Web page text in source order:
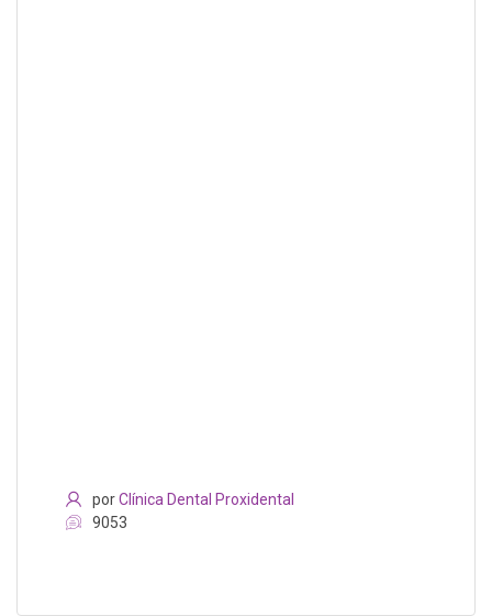
porClínica Dental Proxidental
9053